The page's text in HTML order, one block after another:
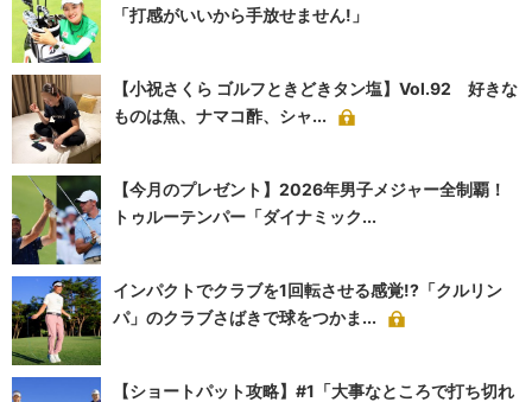
「打感がいいから手放せません!」
【小祝さくら ゴルフときどきタン塩】Vol.92 好きな
ものは魚、ナマコ酢、シャ...
【今月のプレゼント】2026年男子メジャー全制覇！
トゥルーテンパー「ダイナミック...
インパクトでクラブを1回転させる感覚!?「クルリン
パ」のクラブさばきで球をつかま...
【ショートパット攻略】#1「大事なところで打ち切れ